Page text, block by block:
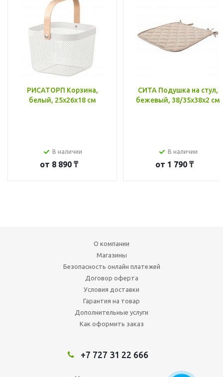
РИСАТОРП Корзина,
белый, 25x26x18 см
В наличии
от 8 890 ₸
СИТА Подушка на стул,
бежевый, 38/35x38x2 см
В наличии
от 1 790 ₸
О компании
Магазины
Безопасность онлайн платежей
Договор оферта
Условия доставки
Гарантия на товар
Дополнительные услуги
Как оформить заказ
+7 727 31 22 666